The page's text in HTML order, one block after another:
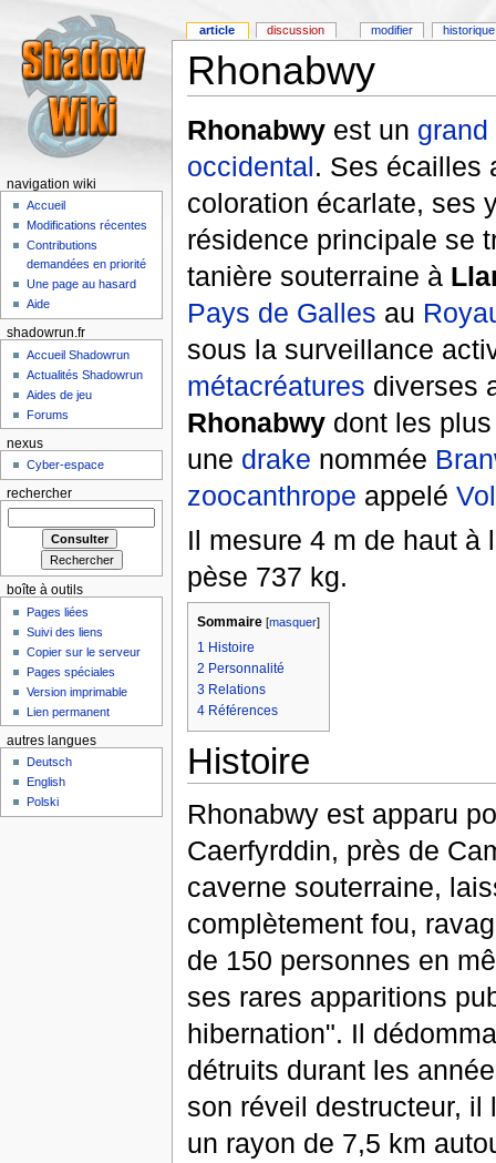
Rhonabwy
Rhonabwyest un grand
occidental. Ses écailles
coloration écarlate, ses
résidence principale se
tanière souterraine à
Pays de Galles au
sous la surveillance
métacréatures diverses
Rhonabwydont les plus
une drake nommée
zoocanthrope appelé
Il mesure 4 m de haut à
pèse 737 kg.
Sommaire [masquer]
1 Histoire
2 Personnalité
3 Relations
4 Références
Histoire
Rhonabwy est apparu
Caerfyrddin, près de
caverne souterraine,
complètement fou,
de 150 personnes en
ses rares apparitions
hibernation". Il
détruits durant les
son réveil destructeur,
un rayon de 7,5 km
article discussion modifier historique
navigation wiki
Accueil
Modifications récentes
Contributions
demandées en priorité
Une page au hasard
Aide
shadowrun.fr
Accueil Shadowrun
Actualités Shadowrun
Aides de jeu
Forums
nexus
Cyber-espace
rechercher
boîte à outils
Pages liées
Suivi des liens
Copier sur le serveur
Pages spéciales
Version imprimable
Lien permanent
autres langues
Deutsch
English
Polski